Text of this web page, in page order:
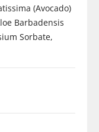
(Avocado)
Barbadensis
Sorbate,